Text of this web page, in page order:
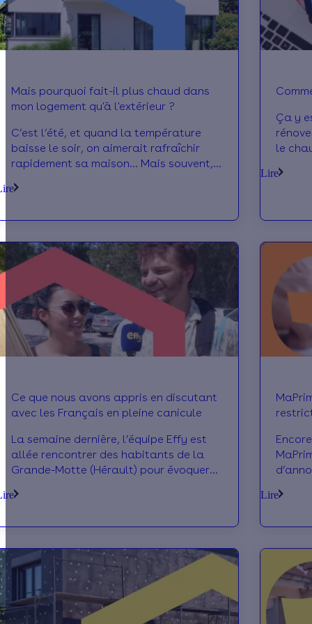
Mais pourquoi fait-il plus chaud dans
mon logement qu'à l'extérieur ?
C’est l’été, et quand la température
baisse le soir, on aimerait rafraîchir
rapidement sa maison… Mais souvent,
pas autant que dehors, malgré une
logement garde-t-il la chaleur ?
Comment le rafraîchir quand même ?
On fait le tour des questions ensemble !
Ça y
le
?
Lire
Ce que nous avons appris en discutant
avec les Français en pleine canicule
La semaine dernière, l’équipe Effy est
allée rencontrer des habitants de la
Grande-Motte (Hérault) pour évoquer
Comment les Français vivent-ils les
leurs techniques pour s’y adapter ? On
plonge ensemble dans les coulisses de
la canicule !
Lire